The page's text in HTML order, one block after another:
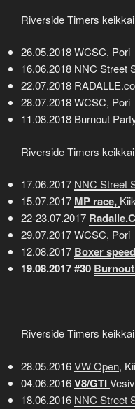
Riverside Timers
26.05.2018 WCSC, Pori
16.06.2018 NNC Street
22.07.2018
28.07.2018 WCSC, Pori
11.08.2018 Burnout
Riverside Timers
17.06.2017 NNC Street
15.07.2017 MP race,
22-23.07.2017
29.07.2017 WCSC, Pori
12.08.2017 Boxer
19.08.2017 #30
Riverside Timers
28.05.2016VW Open,
04.06.2016V8/GTI
18.06.2016 NNC Street